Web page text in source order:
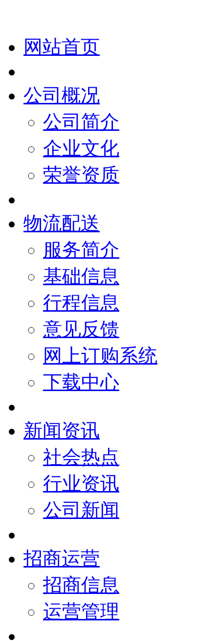
网站首页
公司概况
公司简介
企业文化
荣誉资质
物流配送
服务简介
基础信息
行程信息
意见反馈
网上订购系统
下载中心
新闻资讯
社会热点
行业资讯
公司新闻
招商运营
招商信息
运营管理